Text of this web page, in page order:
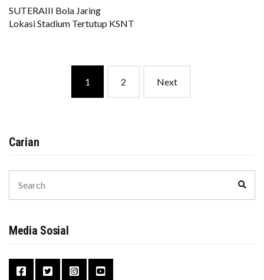
SUTERAIII Bola Jaring
Lokasi Stadium Tertutup KSNT
navigation
1 2 Next
Carian
for:
Media Sosial